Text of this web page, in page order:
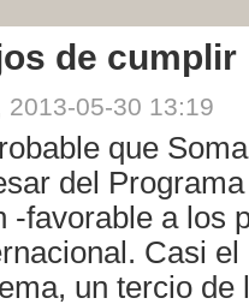
de cumplir
05-30 13:19
que
del
-favorable a los
Casi
un tercio